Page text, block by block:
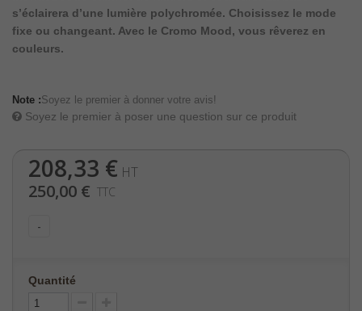
s’éclairera d’une lumière polychromée. Choisissez le mode
fixe ou changeant. Avec le Cromo Mood, vous rêverez en
couleurs.
Note :Soyez le premier à donner votre avis!
Soyez le premier à poser une question sur ce produit
208,33 € HT
250,00 € TTC
-
Quantité